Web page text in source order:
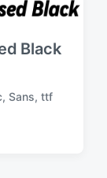
Black
, Sans, ttf